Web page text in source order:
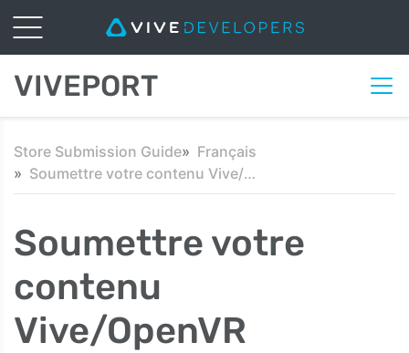
VIVEPORT
Store Submission Guide
Français
Soumettre votre contenu Vive/OpenVR
Soumettre votre
contenu
Vive/OpenVR